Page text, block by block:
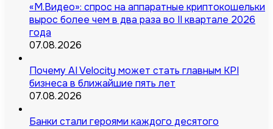
«М.Видео»: спрос на аппаратные криптокошельки
вырос более чем в два раза во II квартале 2026
года
07.08.2026
Почему AI Velocity может стать главным KPI
бизнеса в ближайшие пять лет
07.08.2026
Банки стали героями каждого десятого